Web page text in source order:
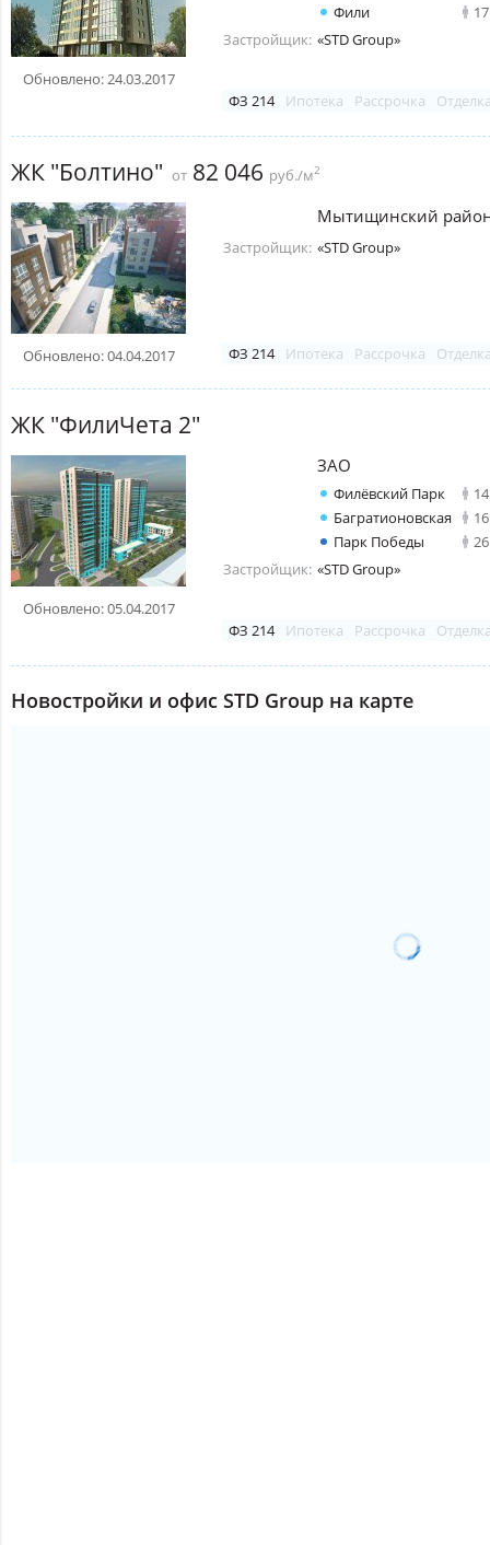
Обновлено: 24.03.2017
Фили
Застройщик: «STD Group»
ФЗ 214 Ипотека Рассрочка
ЖК "Болтино" от 82 046 руб./м2
Обновлено: 04.04.2017
Мытищинский
Застройщик: «STD Group»
ФЗ 214 Ипотека Рассрочка
ЖК "ФилиЧета 2"
Обновлено: 05.04.2017
ЗАО
Филёвский Парк
Багратионовская
Парк Победы
Застройщик: «STD Group»
ФЗ 214 Ипотека Рассрочка
Новостройки и офис STD Group на карте